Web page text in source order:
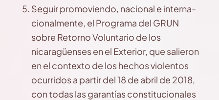
Seguir promoviendo, nacional e interna-
cionalmente, el Programa del GRUN
sobre Retorno Voluntario de los
nicaragüenses en el Exterior, que salieron
en el contexto de los hechos violentos
ocurridos a partir del 18 de abril de 2018,
con todas las garantías constitucionales